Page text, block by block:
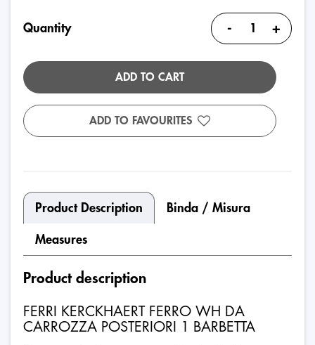
Quantity - +
ADD TO CART
ADD TO FAVOURITES
Product Description Binda / Misura
Measures
Product description
FERRI KERCKHAERT FERRO WH DA
CARROZZA POSTERIORI 1 BARBETTA